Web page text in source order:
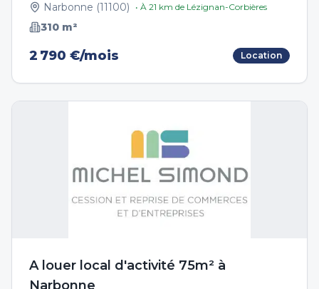
Narbonne (11100) • À 21 km de Lézignan-Corbières
310 m²
2 790 €/mois Location
A louer local d'activité 75m² à
Narbonne